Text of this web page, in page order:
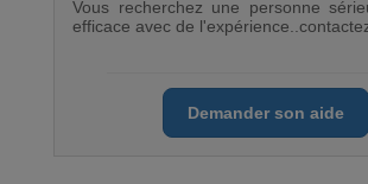
Vous recherchez une personne
efficace avec de
Demander son aide